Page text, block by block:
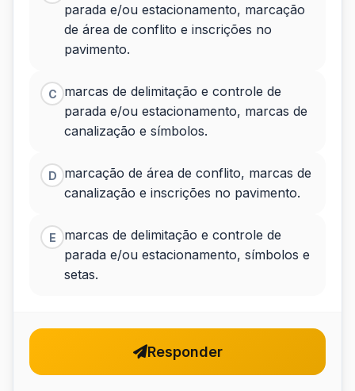
parada e/ou estacionamento, marcação
de área de conflito e inscrições no
pavimento.
C
marcas de delimitação e controle de
parada e/ou estacionamento, marcas de
canalização e símbolos.
D
marcação de área de conflito, marcas de
canalização e inscrições no pavimento.
E
marcas de delimitação e controle de
parada e/ou estacionamento, símbolos e
setas.
Responder